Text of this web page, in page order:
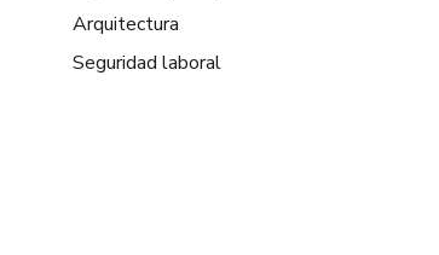
Arquitectura
Seguridad laboral